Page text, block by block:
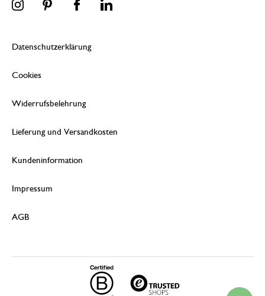
Datenschutzerklärung
Cookies
Widerrufsbelehrung
Lieferung und Versandkosten
Kundeninformation
Impressum
AGB